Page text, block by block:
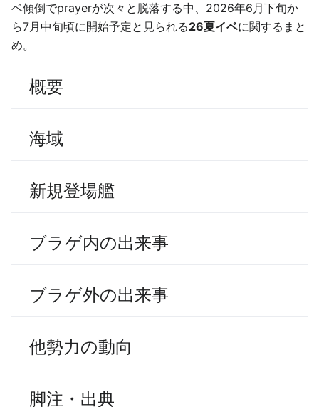
ベ傾倒でprayerが次々と脱落する中、2026年6月下旬か
ら7月中旬頃に開始予定と見られる26夏イベに関するまと
め。
概要
海域
新規登場艦
ブラゲ内の出来事
ブラゲ外の出来事
他勢力の動向
脚注・出典